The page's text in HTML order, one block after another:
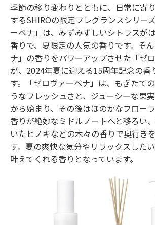
季節の移り変わりとともに、日常に寄
するSHIROの限定フレグランスシリー
ーベナ」は、みずみずしいシトラスが
香りで、夏限定の人気の香りです。そ
ナ」の香りをパワーアップさせた「ゼ
が、2024年夏に迎える15周年記念の香
す。「ゼロヴァーベナ」は、もぎたて
うなフレッシュさと、ジューシーな果
から始まり、その後はほのかなフロー
香りが絶妙なミドルノートへと移ろい
いたヒノキなどの木々の香りで奥行き
す。夏の爽快な気分やリラックスした
叶えてくれる香りとなっています。